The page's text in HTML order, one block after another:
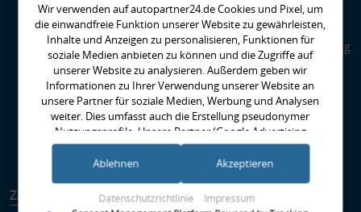
Wissenswertes rund um
Kupplungen
Special Parts: Auto-Tuning
bei AUTOPARTNER24
Was ist HPS - High
Performance Standard?
EBC-Bremse richtig
Einbremsen
Runter im Hof
Zahlungsarten Versandarten
Wir verwenden auf autopartner24.de Cookies und Pixel, um
die einwandfreie Funktion unserer Website zu gewährleisten,
Inhalte und Anzeigen zu personalisieren, Funktionen für
soziale Medien anbieten zu können und die Zugriffe auf
unserer Website zu analysieren. Außerdem geben wir
Informationen zu Ihrer Verwendung unserer Website an
unsere Partner für soziale Medien, Werbung und Analysen
weiter. Dies umfasst auch die Erstellung pseudonymer
Nutzungsprofile. Unsere Partner (Google Advertising
Products) führen diese Informationen möglicherweise mit
weiteren Daten zusammen, die Sie ihnen bereitgestellt haben
im Rahmen Ihrer Nutzung der Dienste gesammelt haben
(bspw. Nutzungsdaten anderer Geräte). Ihre Einwilligung zur
Datenschutzrichtlinie Impressum
Ablehnen Akzeptieren